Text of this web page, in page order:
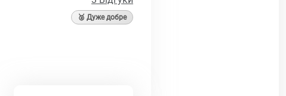
🥈 Дуже добре